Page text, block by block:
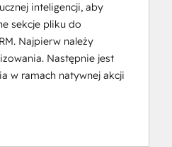
inteligencji, aby
sekcje pliku do
Najpierw należy
Następnie jest
w ramach natywnej akcji